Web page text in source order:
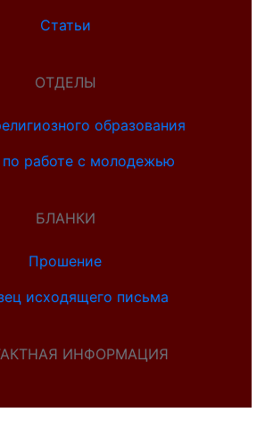
Статьи
ОТДЕЛЫ
образования
по работе с молодежью
БЛАНКИ
Прошение
исходящего письма
ИНФОРМАЦИЯ